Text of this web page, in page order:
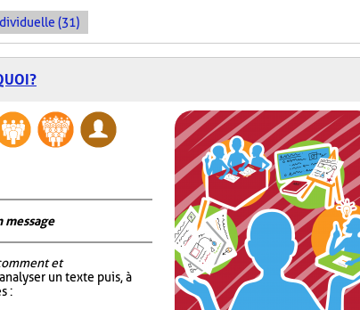
(31)
et
un texte puis, à
: